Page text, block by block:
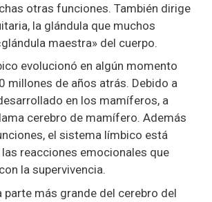
otras funciones. También dirige
la glándula que muchos
maestra» del cuerpo.
evolucionó en algún momento
millones de años atrás. Debido a
en los mamíferos, a
cerebro de mamífero. Además
el sistema límbico está
reacciones emocionales que
la supervivencia.
parte más grande del cerebro del